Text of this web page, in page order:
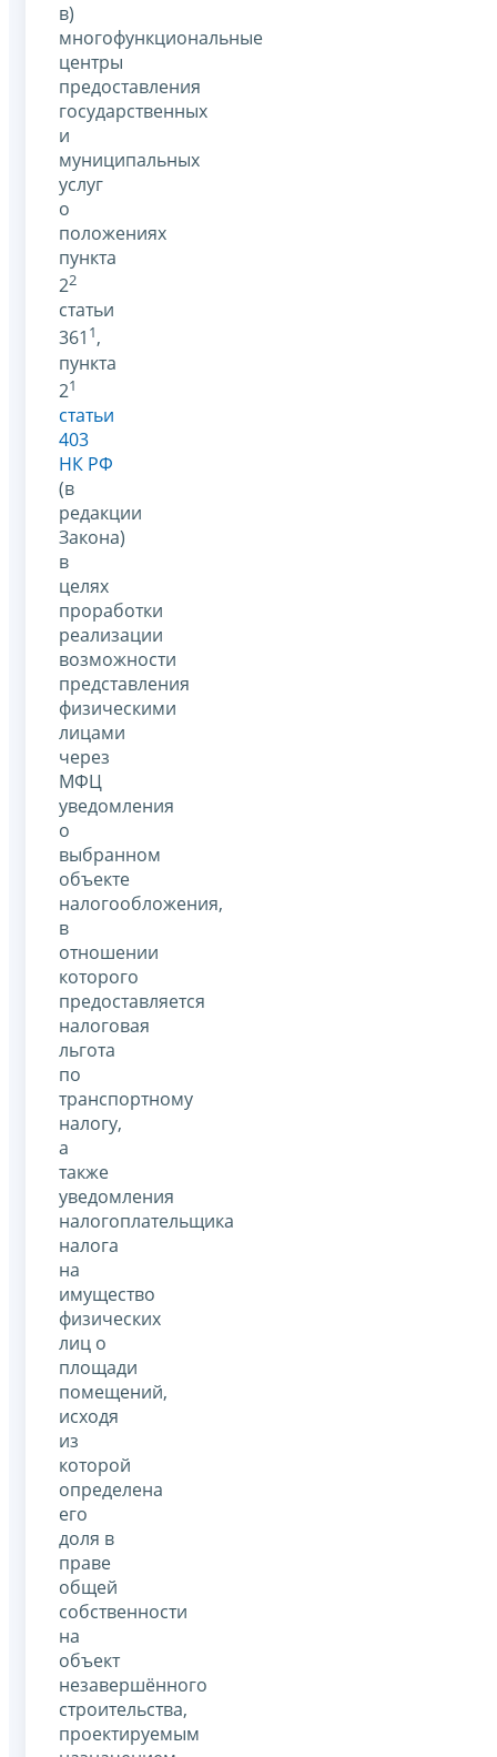
в)
многофункциональные
центры
предоставления
государственных
и
муниципальных
услуг
о
положениях
пункта
22
статьи
361 1,
пункта
21
статьи
403
НК РФ
(в
редакции
Закона)
в
целях
проработки
реализации
возможности
представления
физическими
лицами
через
МФЦ
уведомления
о
выбранном
объекте
налогообложения,
в
отношении
которого
предоставляется
налоговая
льгота
по
транспортному
налогу,
а
также
уведомления
налогоплательщика
налога
на
имущество
физических
лиц о
площади
помещений,
исходя
из
которой
определена
его
доля в
праве
общей
собственности
на
объект
незавершённого
строительства,
проектируемым